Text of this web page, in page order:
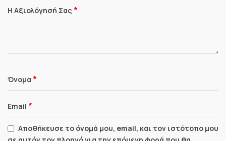
Η Αξιολόγησή Σας *
Όνομα *
Email *
Αποθήκευσε το όνομά μου, email, και τον ιστότοπο μου